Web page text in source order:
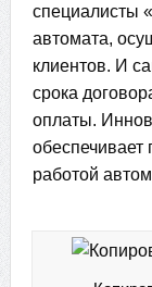
специалисты
автомата,
клиентов. И
срока
оплаты.
обеспечивает
работой